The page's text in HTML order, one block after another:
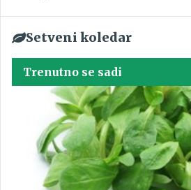
Setveni koledar
Trenutno se sadi